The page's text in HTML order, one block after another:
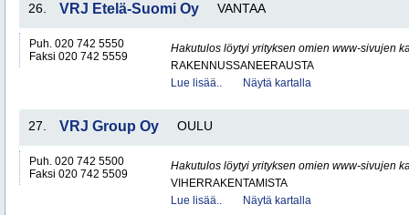
26. VRJ Etelä-Suomi Oy VANTAA
Puh. 020 742 5550
Faksi 020 742 5559
Hakutulos löytyi yrityksen omien www-sivujen
RAKENNUSSANEERAUSTA
Lue lisää..
Näytä kartalla
27. VRJ Group Oy OULU
Puh. 020 742 5500
Faksi 020 742 5509
Hakutulos löytyi yrityksen omien www-sivujen
VIHERRAKENTAMISTA
Lue lisää..
Näytä kartalla